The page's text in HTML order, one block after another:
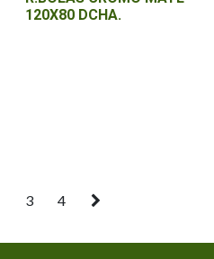
120X80 DCHA.
3 4